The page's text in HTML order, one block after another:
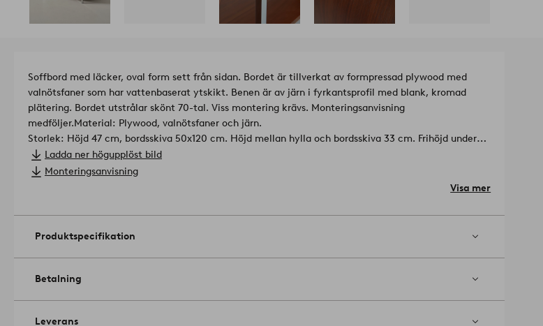
Soffbord med läcker, oval form sett från sidan. Bordet är tillverkat av formpressad plywood med
valnötsfaner som har vattenbaserat ytskikt. Benen är av järn i fyrkantsprofil med blank, kromad
plätering. Bordet utstrålar skönt 70-tal. Viss montering krävs. Monteringsanvisning
medföljer.Material: Plywood, valnötsfaner och järn.
Storlek: Höjd 47 cm, bordsskiva 50x120 cm. Höjd mellan hylla och bordsskiva 33 cm. Frihöjd under
möbel 8 cm.
Maxvikt: 30 kg.
sällskapsspel och annat du vill ha nära till hands i soffan.Artikelnummer: 1732400-01-0
Ladda ner högupplöst bild
Monteringsanvisning
Visa mer
Produktspecifikation
Betalning
Leverans